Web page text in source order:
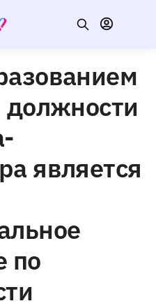
должности
является
по